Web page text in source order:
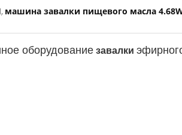
, машина завалки пищевого масла
оборудование завалки